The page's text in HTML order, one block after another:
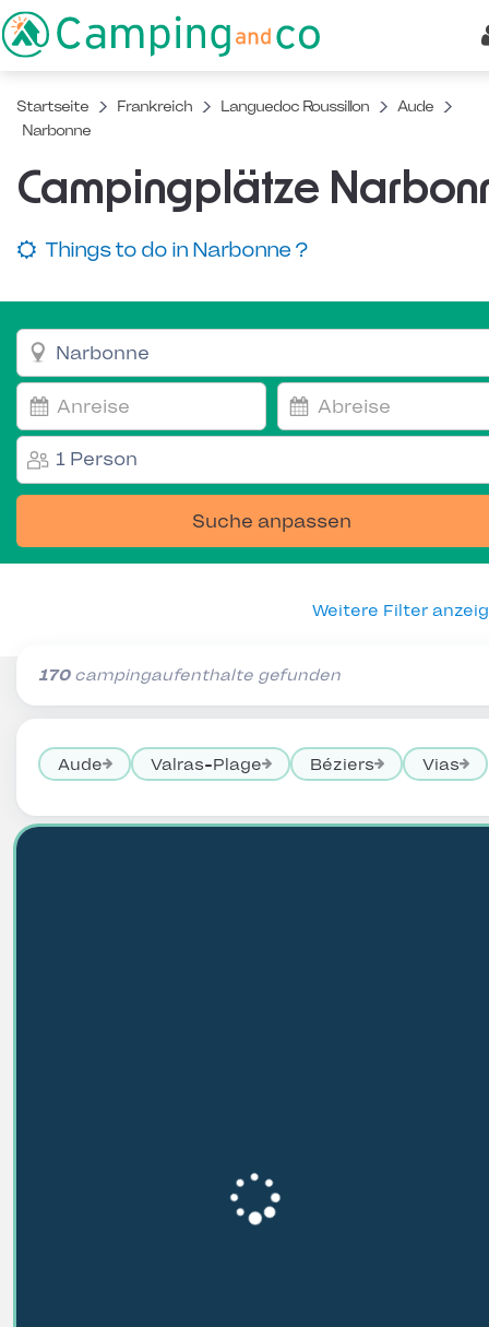
Startseite Frankreich Languedoc Roussillon
Aude
Narbonne
Campingplätze
Things to do in Narbonne ?
1 Person
Suche anpassen
Weitere Filter
170campingaufenthalte gefunden
Aude Valras-Plage Béziers Vias